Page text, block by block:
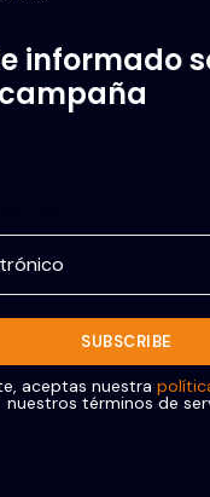
informado
aceptas nuestra
nuestros términos de